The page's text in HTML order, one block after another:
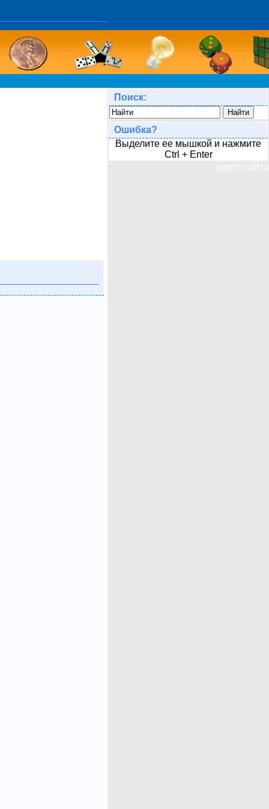
Поиск:
Ошибка?
Выделите ее мышкой и нажмите
Ctrl + Enter